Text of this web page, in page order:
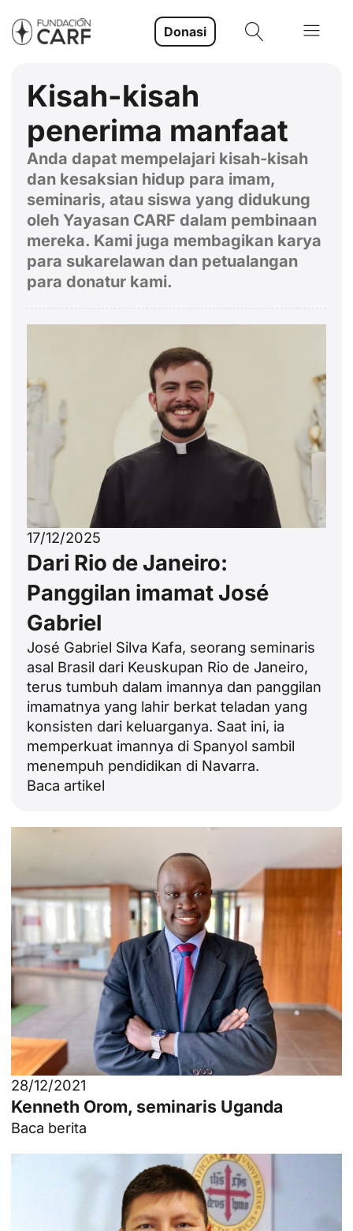
Donasi
Kisah-kisah
penerima manfaat
Anda dapat mempelajari kisah-kisah
dan kesaksian hidup para imam,
seminaris, atau siswa yang didukung
oleh Yayasan CARF dalam pembinaan
mereka. Kami juga membagikan karya
para sukarelawan dan petualangan
para donatur kami.
17/12/2025
Dari Rio de Janeiro:
Panggilan imamat José
Gabriel
José Gabriel Silva Kafa, seorang seminaris
asal Brasil dari Keuskupan Rio de Janeiro,
terus tumbuh dalam imannya dan panggilan
imamatnya yang lahir berkat teladan yang
konsisten dari keluarganya. Saat ini, ia
memperkuat imannya di Spanyol sambil
menempuh pendidikan di Navarra.
Baca artikel
28/12/2021
Kenneth Orom, seminaris Uganda
Baca berita